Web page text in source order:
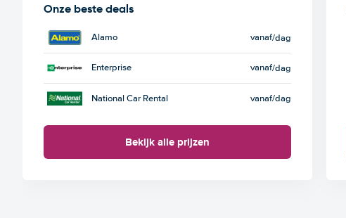
Onze beste deals
Alamo vanaf/dag
Enterprise vanaf/dag
National Car Rental vanaf/dag
Bekijk alle prijzen